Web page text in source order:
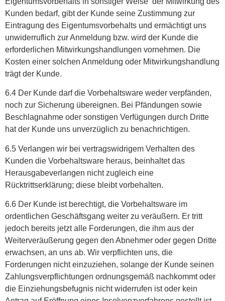
Kunden bedarf, gibt der Kunde seine Zustimmung zur
Eintragung des Eigentumsvorbehalts und ermächtigt uns
unwiderruflich zur Anmeldung bzw. wird der Kunde die
erforderlichen Mitwirkungshandlungen vornehmen. Die
Kosten einer solchen Anmeldung oder Mitwirkungshandlung
trägt der Kunde.
6.4 Der Kunde darf die Vorbehaltsware weder verpfänden,
noch zur Sicherung übereignen. Bei Pfändungen sowie
Beschlagnahme oder sonstigen Verfügungen durch Dritte
hat der Kunde uns unverzüglich zu benachrichtigen.
6.5 Verlangen wir bei vertragswidrigem Verhalten des
Kunden die Vorbehaltsware heraus, beinhaltet das
Herausgabeverlangen nicht zugleich eine
Rücktrittserklärung; diese bleibt vorbehalten.
6.6 Der Kunde ist berechtigt, die Vorbehaltsware im
ordentlichen Geschäftsgang weiter zu veräußern. Er tritt
jedoch bereits jetzt alle Forderungen, die ihm aus der
Weiterveräußerung gegen den Abnehmer oder gegen Dritte
erwachsen, an uns ab. Wir verpflichten uns, die
Forderungen nicht einzuziehen, solange der Kunde seinen
Zahlungsverpflichtungen ordnungsgemäß nachkommt oder
die Einziehungsbefugnis nicht widerrufen ist oder kein